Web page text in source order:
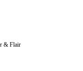
& Flair